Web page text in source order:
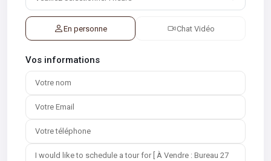
En personne Chat Vidéo
Vos informations